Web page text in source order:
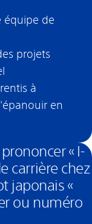
équipe de
projets
à
en
« I-
carrière chez
japonais «
ou numéro